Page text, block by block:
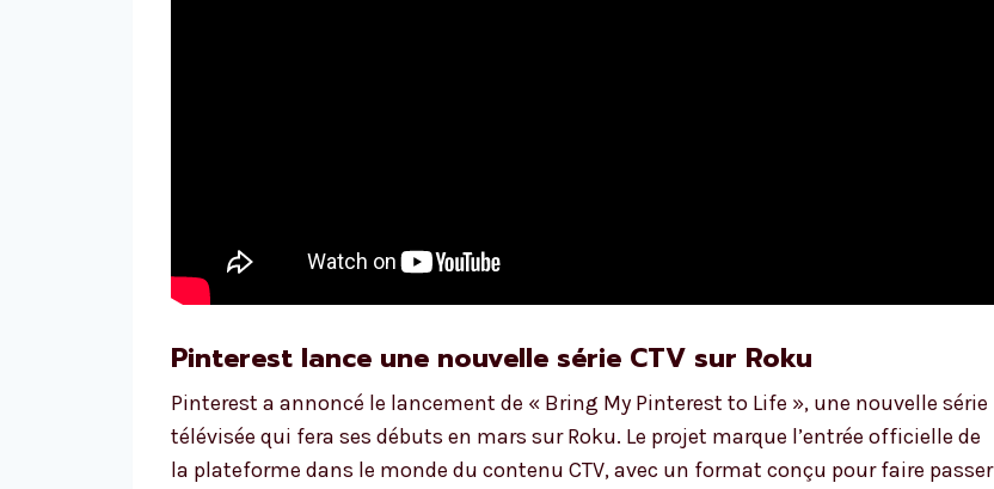
Pinterest lance une nouvelle série CTV sur Roku
Pinterest a annoncé le lancement de « Bring My Pinterest to Life », une nouvelle série
télévisée qui fera ses débuts en mars sur Roku. Le projet marque l’entrée officielle de
la plateforme dans le monde du contenu CTV, avec un format conçu pour faire passer